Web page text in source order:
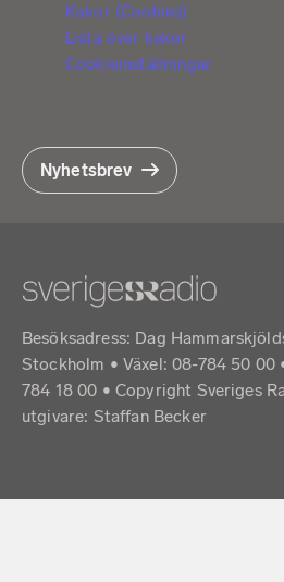
Kakor (Cookies)
Lista över kakor
Cookieinställningar
Nyhetsbrev
Besöksadress: Dag
Stockholm • Växel: 08-784 50
784 18 00 • Copyright Sveriges
utgivare: Staffan Becker